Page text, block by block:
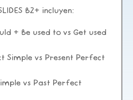
B2+ incluyen:
+ Be used to vs Get used
Simple vs Present Perfect
vs Past Perfect